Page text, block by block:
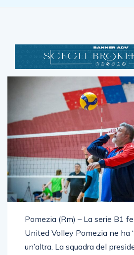
Pomezia (Rm) – La serie B1
United Volley Pomezia ne ha
un’altra. La squadra del